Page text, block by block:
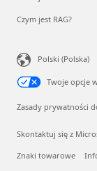
Czym jest RAG?
Polski (Polska)
Twoje opcje
Zasady prywatności
Skontaktuj się z
Znaki towarowe